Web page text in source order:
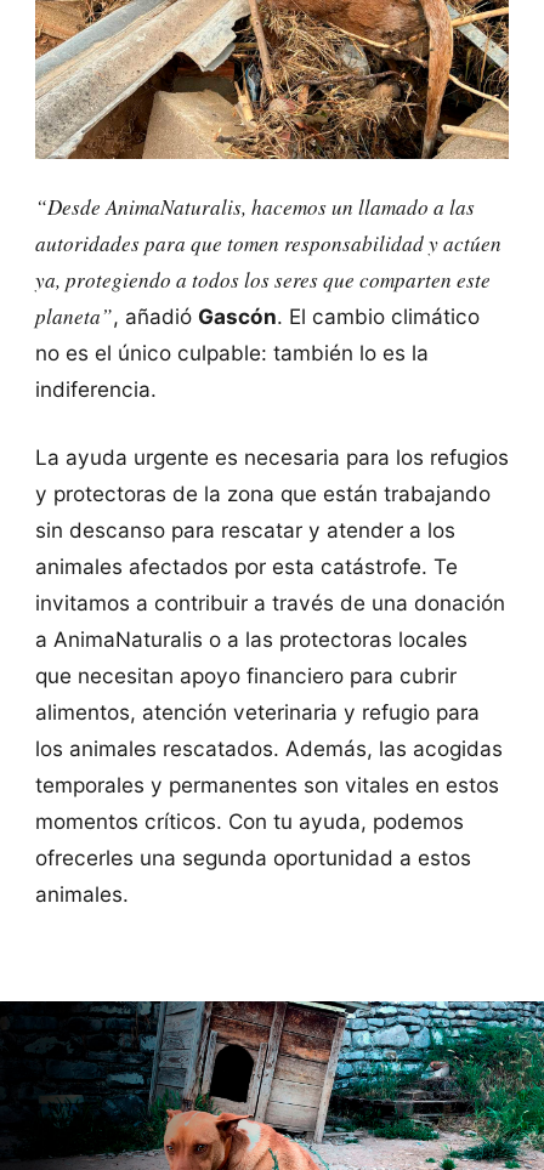
“Desde AnimaNaturalis, hacemos un llamado a las
autoridades para que tomen responsabilidad y actúen
ya, protegiendo a todos los seres que comparten este
planeta”, añadió Gascón. El cambio climático
no es el único culpable: también lo es la
indiferencia.
La ayuda urgente es necesaria para los refugios
y protectoras de la zona que están trabajando
sin descanso para rescatar y atender a los
animales afectados por esta catástrofe. Te
invitamos a contribuir a través de una donación
a AnimaNaturalis o a las protectoras locales
que necesitan apoyo financiero para cubrir
alimentos, atención veterinaria y refugio para
los animales rescatados. Además, las acogidas
temporales y permanentes son vitales en estos
momentos críticos. Con tu ayuda, podemos
ofrecerles una segunda oportunidad a estos
animales.